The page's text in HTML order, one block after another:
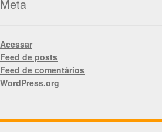
Meta
Acessar
Feed de posts
Feed de comentários
WordPress.org